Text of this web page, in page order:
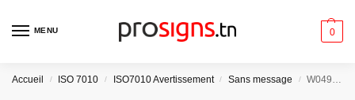
MENU 0
Accueil / ISO 7010 / ISO7010 Avertissement / Sans message / W049 – Danger Objets immergés